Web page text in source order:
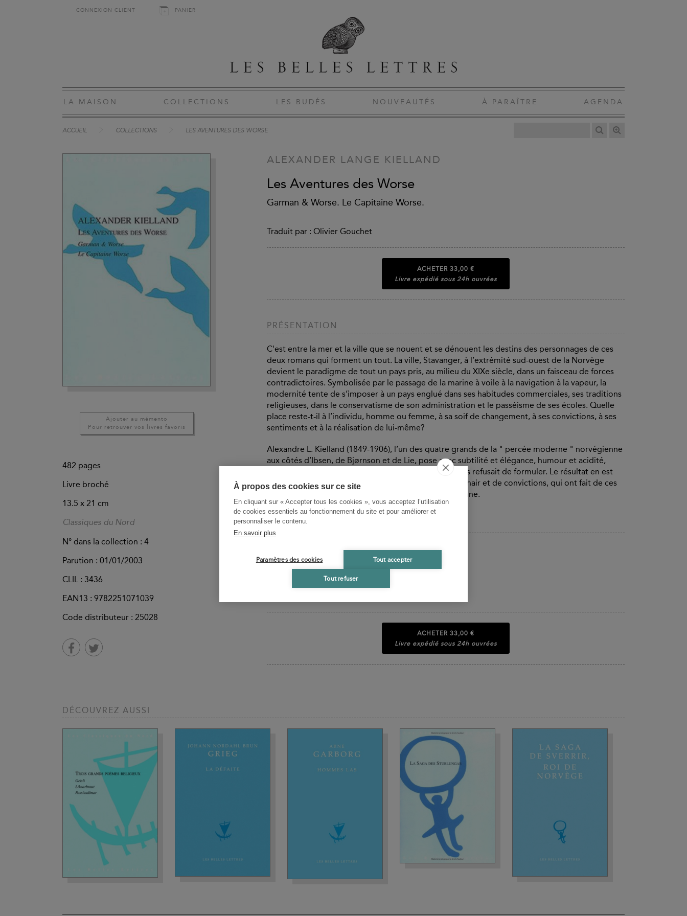
À propos des cookies sur ce site
En cliquant sur « Accepter tous les cookies », vous acceptez l’utilisation
de cookies essentiels au fonctionnement du site et pour améliorer et
personnaliser le contenu.
En savoir plus
Paramètres des cookies Tout accepter
Tout refuser
CONNEXION CLIENT PANIER
LA MAISON COLLECTIONS LES BUDÉS NOUVEAUTÉS À PARAÎTRE AGENDA
ACCUEIL COLLECTIONS LES AVENTURES DES WORSE
Ajouter au mémento
Pour retrouver vos livres favoris
482 pages
Livre broché
13.5 x 21 cm
Classiques du Nord
N° dans la collection : 4
Parution : 01/01/2003
CLIL : 3436
EAN13 : 9782251071039
Code distributeur : 25028
ALEXANDER LANGE KIELLAND
Les Aventures des Worse
Garman & Worse. Le Capitaine Worse.
Traduit par : Olivier Gouchet
ACHETER 33,00 €
Livre expédié sous 24h ouvrées
PRÉSENTATION
C'est entre la mer et la ville que se nouent et se dénouent les destins des personnages de ces
deux romans qui forment un tout. La ville, Stavanger, à l’extrémité sud-ouest de la Norvège
devient le paradigme de tout un pays pris, au milieu du XIXe siècle, dans un faisceau de forces
contradictoires. Symbolisée par le passage de la marine à voile à la navigation à la vapeur, la
modernité tente de s’imposer à un pays englué dans ses habitudes commerciales, ses traditions
religieuses, dans le conservatisme de son administration et le passéisme de ses écoles. Quelle
place reste-t-il à l’individu, homme ou femme, à sa soif de changement, à ses convictions, à ses
sentiments et à la réalisation de lui-même?
Alexandre L. Kielland (1849-1906), l’un des quatre grands de la " percée moderne " norvégienne
aux côtés d’Ibsen, de Bjørnson et de Lie, pose avec subtilité et élégance, humour et acidité,
férocité et bonne humeur les questions que son temps refusait de formuler. Le résultat en est
une peinture vivante, drôle et émouvante d’êtres de chair et de convictions, qui ont fait de ces
deux romans des classiques de la littérature norvégienne.
BIOGRAPHIES CONTRIBUTEURS
Alexander Lange Kielland
Romancier
Olivier Gouchet
ACHETER 33,00 €
Livre expédié sous 24h ouvrées
DÉCOUVREZ AUSSI